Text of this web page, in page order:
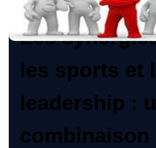
Les
les sports et
leadership :
combinaison